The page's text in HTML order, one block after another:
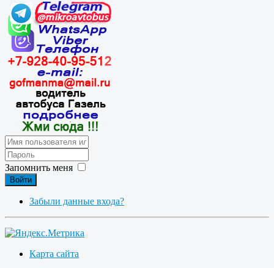
Запомнить меня
Войти
Забыли данные входа?
Карта сайта